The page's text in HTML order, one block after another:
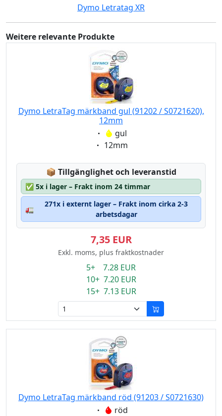
Dymo Letratag XR
Weitere relevante Produkte
Dymo LetraTag märkband gul (91202 / S0721620),
12mm
Eigenschaft:
gul
Eigenschaft:
12mm
📦 Lagerstatus:
Tillgänglighet och leveranstid
✅ 5x i lager – Frakt inom 24 timmar
🚛
271x i externt lager – Frakt inom cirka 2-3
arbetsdagar
7,35 EUR
Exkl. moms, plus fraktkostnader
5+ 7.28 EUR
10+ 7.20 EUR
15+ 7.13 EUR
Dymo LetraTag märkband röd (91203 / S0721630)
Eigenschaft:
röd